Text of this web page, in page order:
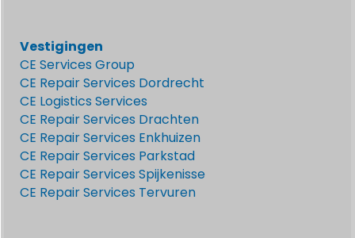
Vestigingen
CE Services Group
CE Repair Services Dordrecht
CE Logistics Services
CE Repair Services Drachten
CE Repair Services Enkhuizen
CE Repair Services Parkstad
CE Repair Services Spijkenisse
CE Repair Services Tervuren